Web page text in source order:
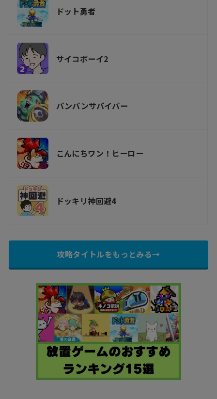
ドット勇者
サイコボーイ2
バンバンサバイバー
こんにちワン！ヒーロー
ドッキリ神回避4
攻略タイトルをもっとみる→